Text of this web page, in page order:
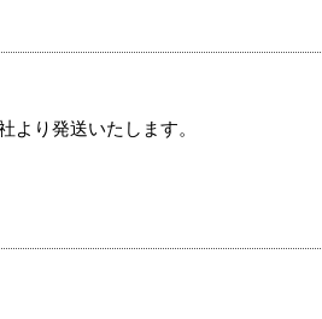
より発送いたします。